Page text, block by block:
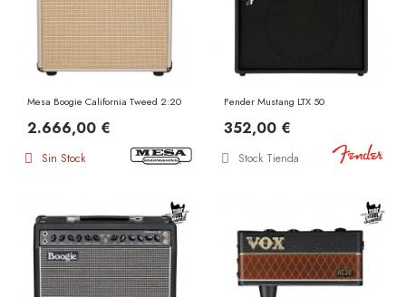
Mesa Boogie California Tweed 2:20 Combo Cream Bronco
2.666,00 €
Sin Stock
Fender Mustang LTX 50
352,00 €
Stock Tienda